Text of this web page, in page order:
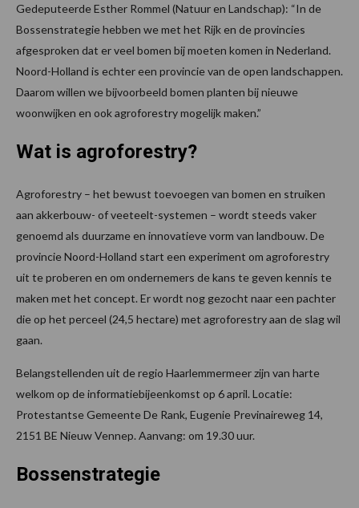
Gedeputeerde Esther Rommel (Natuur en Landschap): “In de
Bossenstrategie hebben we met het Rijk en de provincies
afgesproken dat er veel bomen bij moeten komen in Nederland.
Noord-Holland is echter een provincie van de open landschappen.
Daarom willen we bijvoorbeeld bomen planten bij nieuwe
woonwijken en ook agroforestry mogelijk maken.”
Wat is agroforestry?
Agroforestry – het bewust toevoegen van bomen en struiken
aan akkerbouw- of veeteelt-systemen – wordt steeds vaker
genoemd als duurzame en innovatieve vorm van landbouw. De
provincie Noord-Holland start een experiment om agroforestry
uit te proberen en om ondernemers de kans te geven kennis te
maken met het concept. Er wordt nog gezocht naar een pachter
die op het perceel (24,5 hectare) met agroforestry aan de slag wil
gaan.
Belangstellenden uit de regio Haarlemmermeer zijn van harte
welkom op de informatiebijeenkomst op 6 april. Locatie:
Protestantse Gemeente De Rank, Eugenie Previnaireweg 14,
2151 BE Nieuw Vennep. Aanvang: om 19.30 uur.
Bossenstrategie